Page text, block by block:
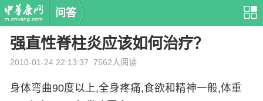
问答
强直性脊柱炎应该如何治疗？
2010-01-24 22:13:37 7562人阅读
身体弯曲90度以上,全身疼痛,食欲和精神一般,体重